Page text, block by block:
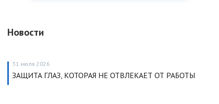
Новости
31 июля 2026
ЗАЩИТА ГЛАЗ, КОТОРАЯ НЕ ОТВЛЕКАЕТ ОТ РАБОТЫ